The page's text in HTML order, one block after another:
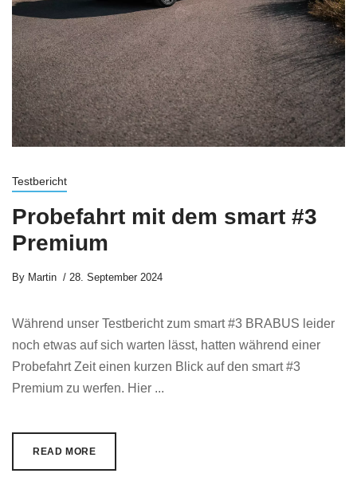
Testbericht
Probefahrt mit dem smart #3
Premium
By Martin 28. September 2024
Während unser Testbericht zum smart #3 BRABUS leider
noch etwas auf sich warten lässt, hatten während einer
Probefahrt Zeit einen kurzen Blick auf den smart #3
Premium zu werfen. Hier ...
READ MORE